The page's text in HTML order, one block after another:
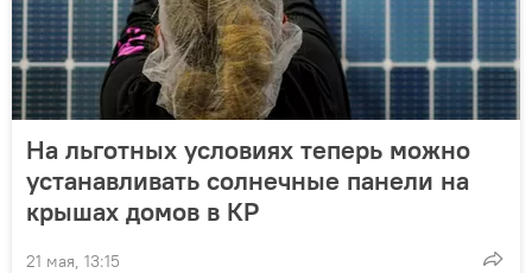
На льготных условиях теперь можно
устанавливать солнечные панели на
крышах домов в КР
21 мая, 13:15